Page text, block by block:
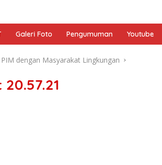
Galeri Foto Pengumuman Youtube
dengan Masyarakat Lingkungan